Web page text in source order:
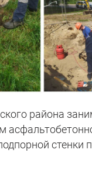
района
стенки